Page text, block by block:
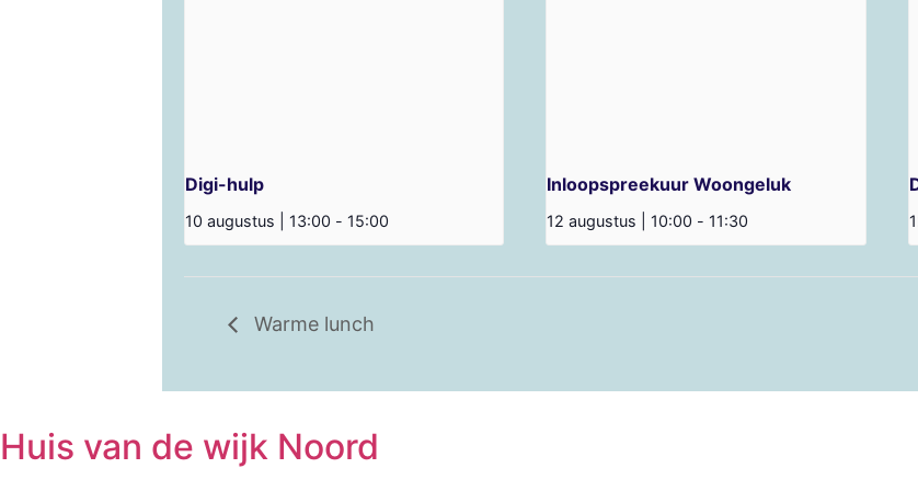
Digi-hulp
10 augustus | 13:00 - 15:00
Inloopspreekuur Woongeluk
12 augustus | 10:00 - 11:30
Warme lunch
Huis van de wijk Noord